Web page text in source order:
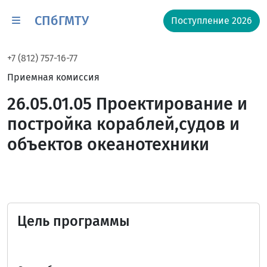
СПбГМТУ Поступление 2026
+7 (812) 757-16-77
Приемная комиссия
26.05.01.05 Проектирование и
постройка кораблей,судов и
объектов океанотехники
Цель программы